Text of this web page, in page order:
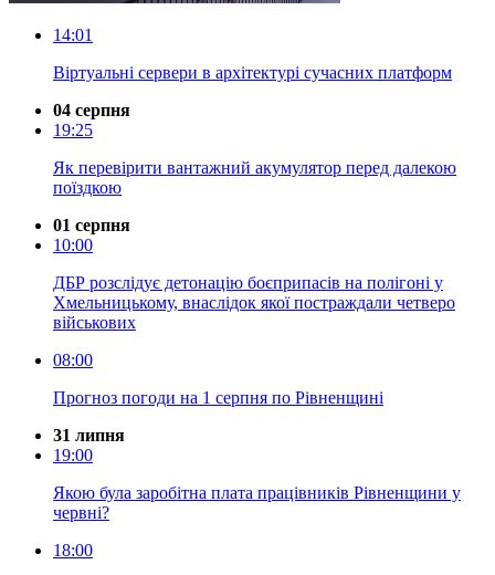
14:01
Віртуальні сервери в архітектурі сучасних платформ
04 серпня
19:25
Як перевірити вантажний акумулятор перед далекою
поїздкою
01 серпня
10:00
ДБР розслідує детонацію боєприпасів на полігоні у
Хмельницькому, внаслідок якої постраждали четверо
військових
08:00
Прогноз погоди на 1 серпня по Рівненщині
31 липня
19:00
Якою була заробітна плата працівників Рівненщини у
червні?
18:00